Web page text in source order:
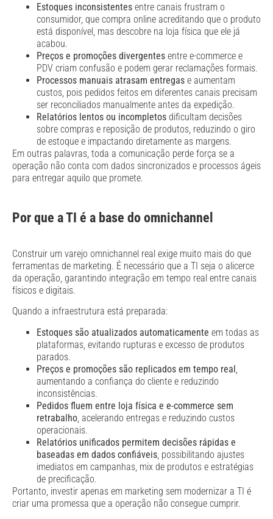
Estoques inconsistentes entre canais frustram o
consumidor, que compra online acreditando que o produto
está disponível, mas descobre na loja física que ele já
acabou.
Preços e promoções divergentes entre e-commerce e
PDV criam confusão e podem gerar reclamações formais.
Processos manuais atrasam entregas e aumentam
custos, pois pedidos feitos em diferentes canais precisam
ser reconciliados manualmente antes da expedição.
Relatórios lentos ou incompletos dificultam decisões
sobre compras e reposição de produtos, reduzindo o giro
de estoque e impactando diretamente as margens.
Em outras palavras, toda a comunicação perde força se a
operação não conta com dados sincronizados e processos ágeis
para entregar aquilo que promete.
Por que a TI é a base do omnichannel
Construir um varejo omnichannel real exige muito mais do que
ferramentas de marketing. É necessário que a TI seja o alicerce
da operação, garantindo integração em tempo real entre canais
físicos e digitais.
Quando a infraestrutura está preparada:
Estoques são atualizados automaticamente em todas as
plataformas, evitando rupturas e excesso de produtos
parados.
Preços e promoções são replicados em tempo real,
aumentando a confiança do cliente e reduzindo
inconsistências.
Pedidos fluem entre loja física e e-commerce sem
retrabalho, acelerando entregas e reduzindo custos
operacionais.
Relatórios unificados permitem decisões rápidas e
baseadas em dados confiáveis, possibilitando ajustes
imediatos em campanhas, mix de produtos e estratégias
de precificação.
Portanto, investir apenas em marketing sem modernizar a TI é
criar uma promessa que a operação não consegue cumprir.